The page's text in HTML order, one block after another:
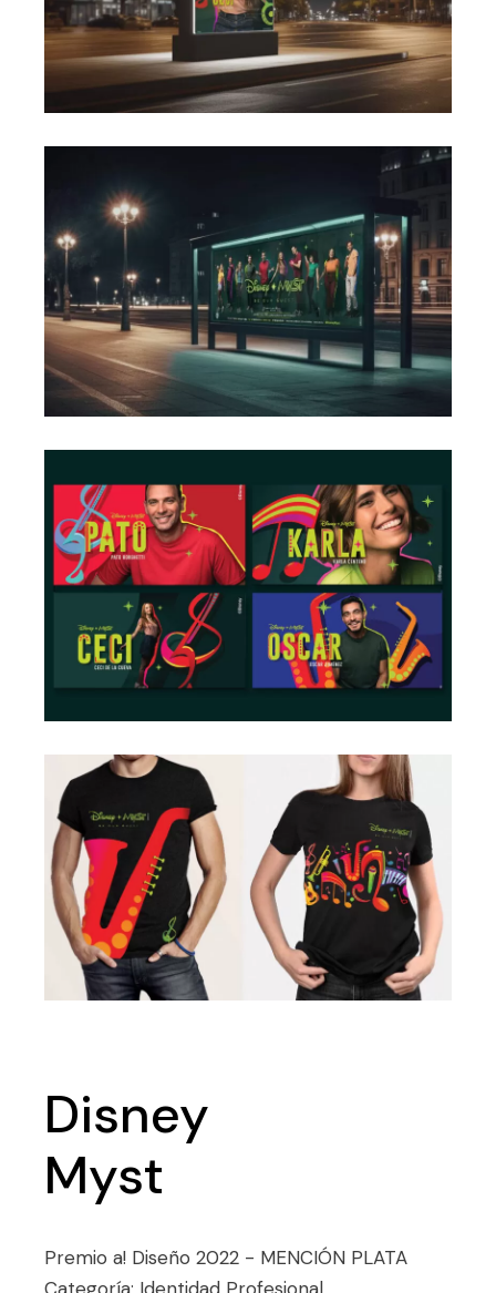
Disney
Myst
Premio a! Diseño 2022 - MENCIÓN PLATA